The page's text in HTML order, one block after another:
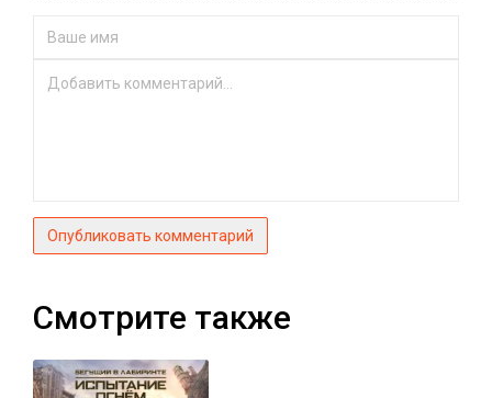
Опубликовать комментарий
Смотрите также